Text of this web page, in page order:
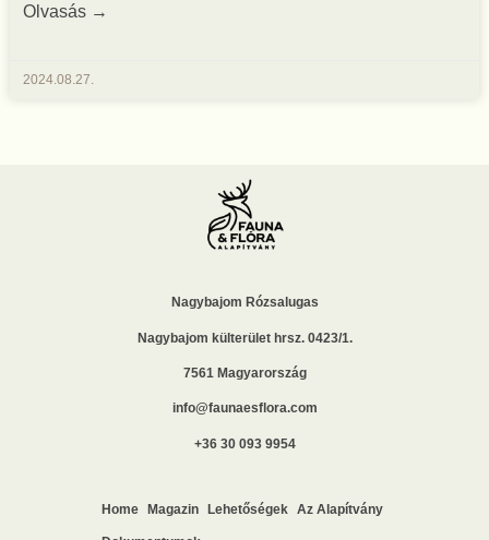
Olvasás →
2024.08.27.
Nagybajom Rózsalugas
Nagybajom külterület hrsz. 0423/1.
7561 Magyarország
info@faunaesflora.com
+36 30 093 9954
Home Magazin Lehetőségek Az Alapítvány